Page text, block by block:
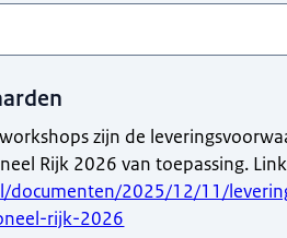
zijn de
Rijk 2026 van toepassing.
documenten/2025/12/11/
rijk-2026